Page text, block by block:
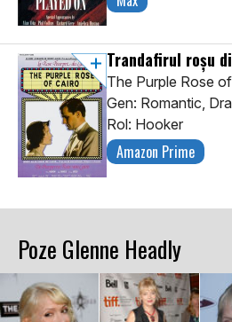
Trandafirul roșu
The Purple Rose
Gen: Romantic,
Rol: Hooker
Amazon Prime
Poze Glenne Headly